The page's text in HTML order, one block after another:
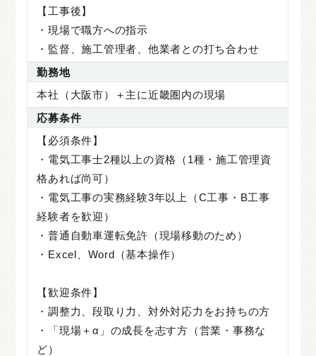
【工事後】
・現場で職方への指示
・監督、施工管理者、他業者との打ち合わせ
勤務地
本社（大阪市）＋主に近畿圏内の現場
応募条件
【必須条件】
・電気工事士2種以上の資格（1種・施工管理資
格あれば尚可）
・電気工事の実務経験3年以上（C工事・B工事
経験者を歓迎）
・普通自動車運転免許（現場移動のため）
・Excel、Word（基本操作）
【歓迎条件】
・調整力、段取り力、対外対応力をお持ちの方
・「現場＋α」の成長を志す方（営業・事務な
ど）